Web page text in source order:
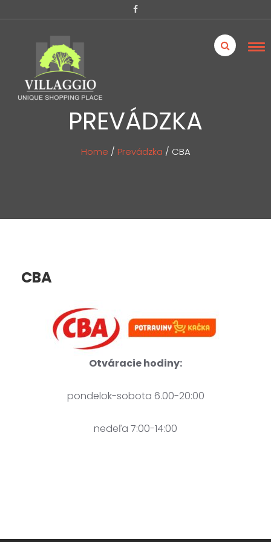
PREVÁDZKA
Home / Prevádzka / CBA
CBA
Otváracie hodiny:
pondelok-sobota 6.00-20:00
nedeľa 7:00-14:00